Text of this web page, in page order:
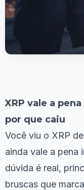
XRP vale a
por que caiu
Você viu o XRP
ainda vale a pena
dúvida é real,
bruscas que